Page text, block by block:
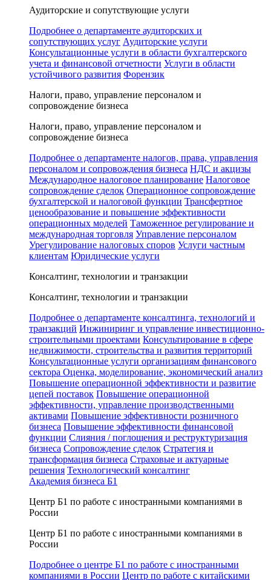
Аудиторские и сопутствующие услуги
Подробнее о департаменте аудиторских и
сопутствующих услуг Аудиторские услуги
Консультационные услуги в области бухгалтерского
учета и финансовой отчетности Услуги в области
устойчивого развития Форензик
Налоги, право, управление персоналом и
сопровождение бизнеса
Налоги, право, управление персоналом и
сопровождение бизнеса
Подробнее о департаменте налогов, права, управления
персоналом и сопровождения бизнеса НДС и акцизы
Международное налоговое планирование Налоговое
сопровождение сделок Операционное сопровождение
бухгалтерской и налоговой функции Трансфертное
ценообразование и повышение эффективности
операционных моделей Таможенное регулирование и
международная торговля Управление персоналом
Урегулирование налоговых споров Услуги частным
клиентам Юридические услуги
Консалтинг, технологии и транзакции
Консалтинг, технологии и транзакции
Подробнее о департаменте консалтинга, технологий и
транзакций Инжиниринг и управление инвестиционно-
строительными проектами Консультирование в сфере
недвижимости, строительства и развития территорий
Консультационные услуги организациям финансового
сектора Оценка, моделирование, экономический анализ
Повышение операционной эффективности и развитие
цепей поставок Повышение операционной
эффективности, управление производственными
активами Повышение эффективности розничного
бизнеса Повышение эффективности финансовой
функции Слияния / поглощения и реструктуризация
бизнеса Сопровождение сделок Стратегия и
трансформация бизнеса Страховые и актуарные
решения Технологический консалтинг
Академия бизнеса Б1
Центр Б1 по работе с иностранными компаниями в
России
Центр Б1 по работе с иностранными компаниями в
России
Подробнее о центре Б1 по работе с иностранными
компаниями в России Центр по работе с китайскими